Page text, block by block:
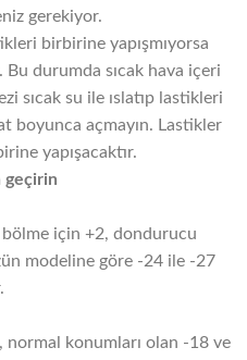
gerekiyor.
birbirine yapışmıyorsa
Bu durumda sıcak hava içeri
sıcak su ile ıslatıp lastikleri
boyunca açmayın. Lastikler
yapışacaktır.
geçirin
için +2, dondurucu
modeline göre -24 ile -27
normal konumları olan -18 ve